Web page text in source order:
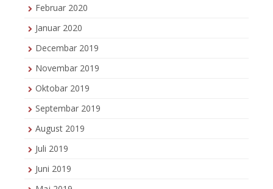
Februar 2020
Januar 2020
Decembar 2019
Novembar 2019
Oktobar 2019
Septembar 2019
August 2019
Juli 2019
Juni 2019